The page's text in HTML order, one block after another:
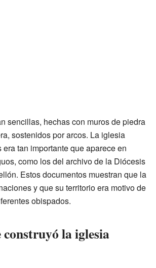
sencillas, hechas con muros de piedra
sostenidos por arcos. La iglesia
tan importante que aparece en
como los del archivo de la Diócesis
Estos documentos muestran que la
y que su territorio era motivo de
obispados.
construyó la iglesia